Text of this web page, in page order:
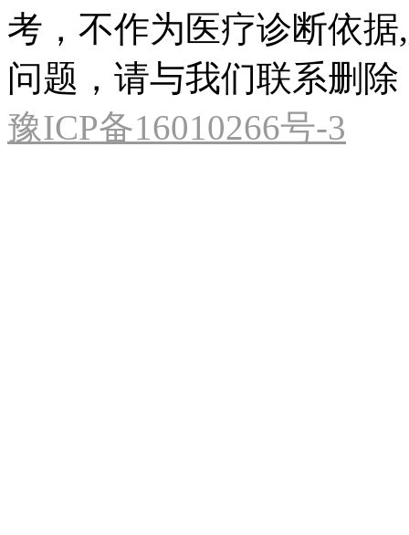
考，不作为医疗诊断依
问题，请与我们联系删除
豫ICP备16010266号-3